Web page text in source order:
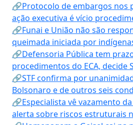
🔗Protocolo de embargos nos
ação executiva é vício
🔗Funai e União não são
queimada iniciada por
🔗Defensoria Pública tem
procedimentos do ECA, decide
🔗STF confirma por
Bolsonaro e de outros seis
🔗Especialista vê vazamento
alerta sobre riscos estruturais